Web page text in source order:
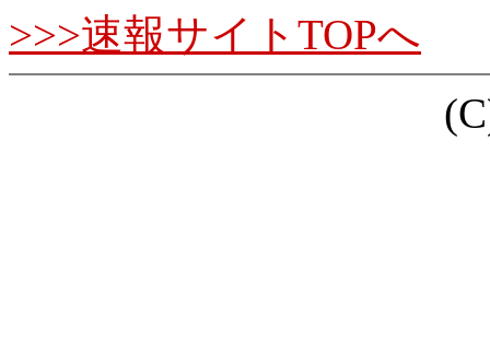
>>>速報サイトTOPへ